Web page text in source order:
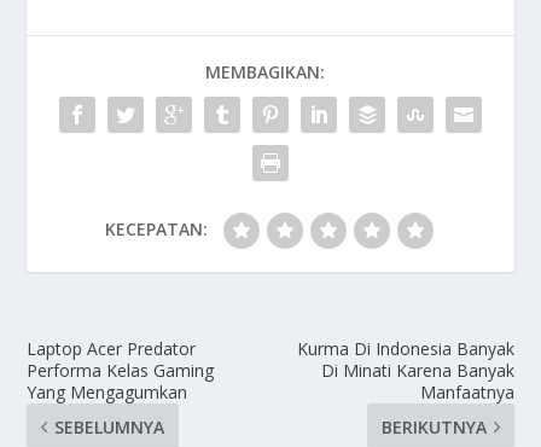
MEMBAGIKAN:
KECEPATAN:
Laptop Acer Predator
Performa Kelas Gaming
Yang Mengagumkan
SEBELUMNYA
Kurma Di Indonesia Banyak
Di Minati Karena Banyak
Manfaatnya
BERIKUTNYA